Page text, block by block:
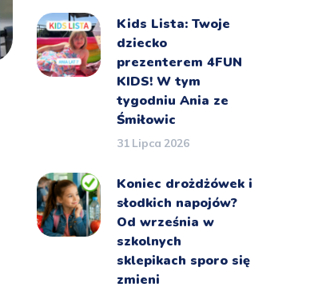
Kids Lista: Twoje
dziecko
prezenterem 4FUN
KIDS! W tym
tygodniu Ania ze
Śmiłowic
31 Lipca 2026
Koniec drożdżówek i
słodkich napojów?
Od września w
szkolnych
sklepikach sporo się
zmieni